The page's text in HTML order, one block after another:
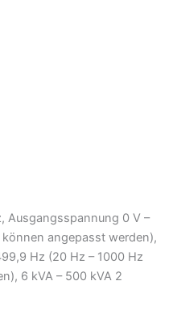
Ausgangsspannung 0 V –
angepasst werden),
Hz (20 Hz – 1000 Hz
6 kVA – 500 kVA 2